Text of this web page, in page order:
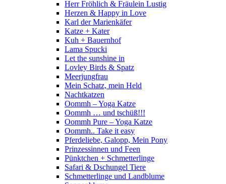
Herr Fröhlich & Fräulein Lustig
Herzen & Happy in Love
Karl der Marienkäfer
Katze + Kater
Kuh + Bauernhof
Lama Spucki
Let the sunshine in
Lovley Birds & Spatz
Meerjungfrau
Mein Schatz, mein Held
Nachtkatzen
Oommh – Yoga Katze
Oommh … und tschüß!!!
Oommh Pure – Yoga Katze
Oommh.. Take it easy
Pferdeliebe, Galopp, Mein Pony
Prinzessinnen und Feen
Pünktchen + Schmetterlinge
Safari & Dschungel Tiere
Schmetterlinge und Landblume